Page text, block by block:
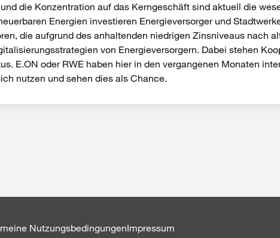
die Konzentration auf das Kerngeschäft sind aktuell die
Energien investieren Energieversorger und
die aufgrund des anhaltenden niedrigen Zinsniveaus nach
von Energieversorgern. Dabei stehen
E.ON oder RWE haben hier in den vergangenen Monaten
nutzen und sehen dies als Chance.
NutzungsbedingungenImpressum